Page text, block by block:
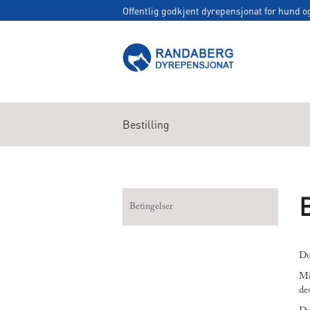
Offentlig godkjent dyrepensjonat for hund
Bestilling
Betingelser